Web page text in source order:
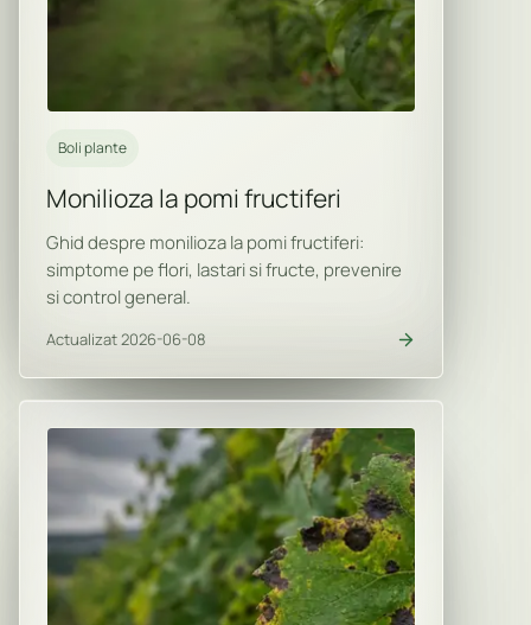
Boli plante
Monilioza la pomi fructiferi
Ghid despre monilioza la pomi fructiferi:
simptome pe flori, lastari si fructe, prevenire
si control general.
Actualizat 2026-06-08